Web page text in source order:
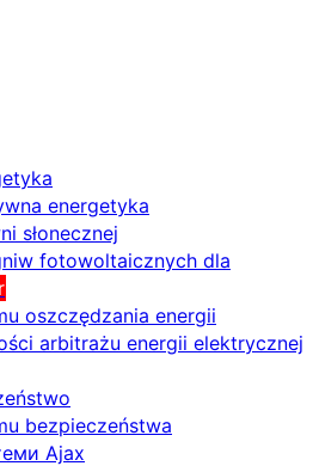
energetyka
słonecznej
fotowoltaicznych dla
oszczędzania energii
arbitrażu energii elektrycznej
bezpieczeństwa
Ajax